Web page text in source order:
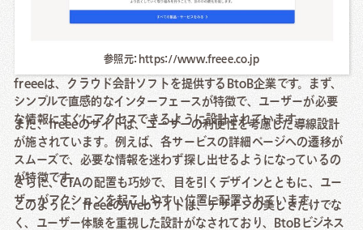
参照元: https://www.freee.co.jp
freeeは、クラウド会計ソフトを提供するBtoB企業です。まず、
シンプルで直感的なインターフェースが特徴で、ユーザーが必要
な情報にすぐにアクセスできるように設計されています。
また、freeeのサイトは、ユーザーの利便性を考慮した導線設計
が施されています。例えば、各サービスの詳細ページへの遷移が
スムーズで、必要な情報を迷わず探し出せるようになっているの
が特徴です。
さらに、CTAの配置も巧妙で、目を引くデザインとともに、ユー
ザーがアクションを起こしやすい位置に配置されています。
このように、freeeのWebサイトは、デザインの美しさだけでな
く、ユーザー体験を重視した設計がなされており、BtoBビジネス